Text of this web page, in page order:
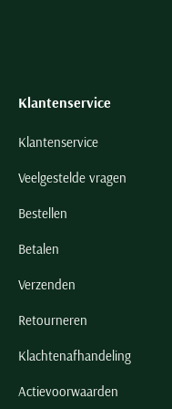
Superdry
Thomas Maine
Tommy Hilfiger
Tramarossa
Wellington of Billmore
William Lockie
Xacus
Alle merken
Klantenservice
Klantenservice
Veelgestelde vragen
Bestellen
Betalen
Verzenden
Retourneren
Klachtenafhandeling
Actievoorwaarden